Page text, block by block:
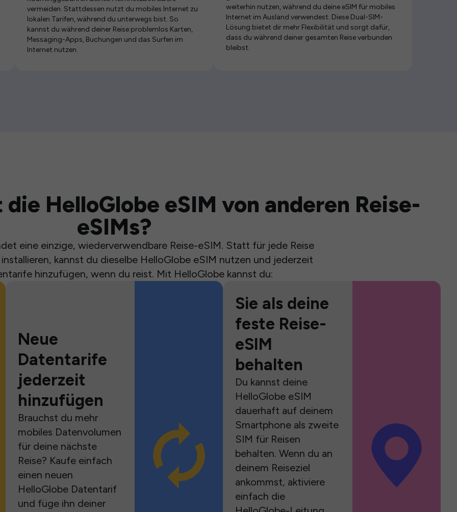
vermeiden. Stattdessen nutzt du mobiles Internet zu
lokalen Tarifen, während du unterwegs bist. So
kannst du während deiner Reise problemlos Karten,
Messaging-Apps, Buchungen und das Surfen im
Internet nutzen.
weiterhin nutzen, während du deine eSIM für mobiles
Internet im Ausland verwendest. Diese Dual-SIM-
Lösung bietet dir mehr Flexibilität und sorgt dafür,
dass du während deiner gesamten Reise verbunden
bleibst.
HelloGlobe eSIM von anderen Reise-
eSIMs?
eine einzige, wiederverwendbare Reise-eSIM. Statt für jede Reise
kannst du dieselbe HelloGlobe eSIM nutzen und jederzeit
hinzufügen, wenn du reist. Mit HelloGlobe kannst du:
Neue
Datentarife
jederzeit
hinzufügen
Brauchst du mehr
mobiles Datenvolumen
für deine nächste
Reise? Kaufe einfach
einen neuen
HelloGlobe Datentarif
und füge ihn deiner
Sie als deine
feste Reise-
eSIM
behalten
Du kannst deine
HelloGlobe eSIM
dauerhaft auf deinem
Smartphone als zweite
SIM für Reisen
behalten. Wenn du an
deinem Reiseziel
ankommst, aktiviere
einfach die